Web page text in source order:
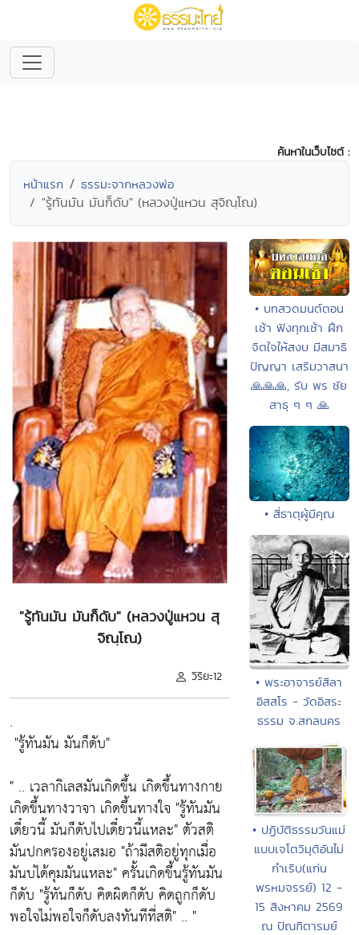
ค้นหาในเว็บไซต์ :
หน้าแรก ธรรมะจากหลวงพ่อ
"รู้ทันมัน มันก็ดับ" (หลวงปู่แหวน สุจิณฺโณ)
"รู้ทันมัน มันก็ดับ" (หลวงปู่แหวน สุ
จิณฺโณ)
วิริยะ12
.
"รู้ทันมัน มันก็ดับ"
" .. เวลากิเลสมันเกิดขึ้น เกิดขึ้นทางกาย
เกิดขึ้นทางวาจา เกิดขึ้นทางใจ "รู้ทันมัน
เดี๋ยวนี้ มันก็ดับไปเดี๋ยวนี้แหละ"ตัวสติ
มันปกครองอยู่เสมอ "ถ้ามีสติอยู่ทุกเมื่อ
มันบ่ได้คุมมันแหละ"ครั้นเกิดขึ้นรู้ทันมัน
ก็ดับ "รู้ทันก็ดับ คิดผิดก็ดับ คิดถูกก็ดับ
พอใจไม่พอใจก็ดับลงทันทีที่สติ" .. "
• บทสวดมนต์ตอน
เช้า ฟังทุกเช้า ฝึก
จิตใจให้สงบ มีสมาธิ
ปัญญา เสริมวาสนา
🙏🙏🙏, รับ พร ชัย
สาธุ ๆ ๆ 🙏
• สี่ธาตุผู้มีคุณ
• พระอาจารย์สีลา
อิสสโร - วัดอิสระ
ธรรม จ.สกลนคร
• ปฏิบัติธรรมวันแม่
แบบเจโตวิมุติอันไม่
กำเริบ(แก่น
พรหมจรรย์) 12 -
15 สิงหาคม 2569
ณ ปัณฑิตารมย์